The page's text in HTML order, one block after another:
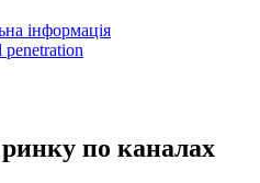
інформація
penetration
по каналах